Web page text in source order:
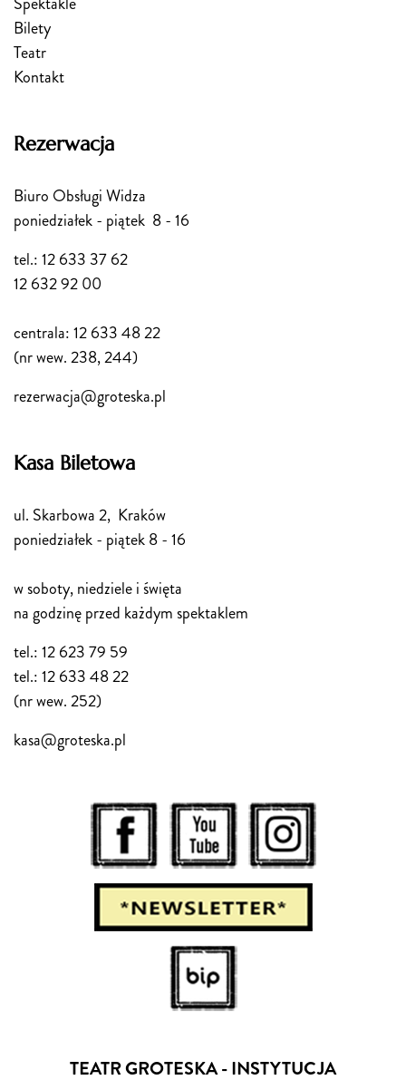
Bilety
Teatr
Kontakt
Rezerwacja
Biuro Obsługi Widza
poniedziałek - piątek 8 - 16
tel.: 12 633 37 62
12 632 92 00
centrala: 12 633 48 22
(nr wew. 238, 244)
rezerwacja@groteska.pl
Kasa Biletowa
ul. Skarbowa 2, Kraków
poniedziałek - piątek 8 - 16
w soboty, niedziele i święta
na godzinę przed każdym spektaklem
tel.: 12 623 79 59
tel.: 12 633 48 22
(nr wew. 252)
kasa@groteska.pl
TEATR GROTESKA - INSTYTUCJA